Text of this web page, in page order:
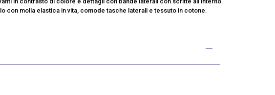
con molla elastica in vita, comode tasche laterali e tessuto in cotone.